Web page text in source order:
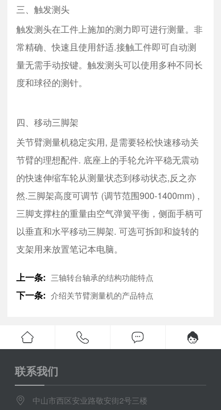
三、触发测头
触发测头在工件上施加的测力即可进行测量。非
常精确、快速且使用舒适.接触工件即可自动测
量无需手动按键。触发测头可以使用多种不同长
度和球径的测针。
四、移动三脚架
关节臂测量机稳定实用, 是需要轻松快速移动关
节臂的理想配件. 底座上的手轮允许平稳无震动
的快速伸缩车轮从测量状态到移动状态,反之亦
然.三脚架高度可调节 (调节范围900-1400mm) ,
三脚支撑柱的重量由空气弹簧平衡，侧面手柄可
以垂直和水平移动三脚架. 可选可拆卸和旋转的
支架用来放置笔记本电脑。
上一条: 三轴转台轴承的结构功能特点
下一条: 介绍关节臂测量机的产品特点
联系我们
中山市西区安业路敬安街2号三楼